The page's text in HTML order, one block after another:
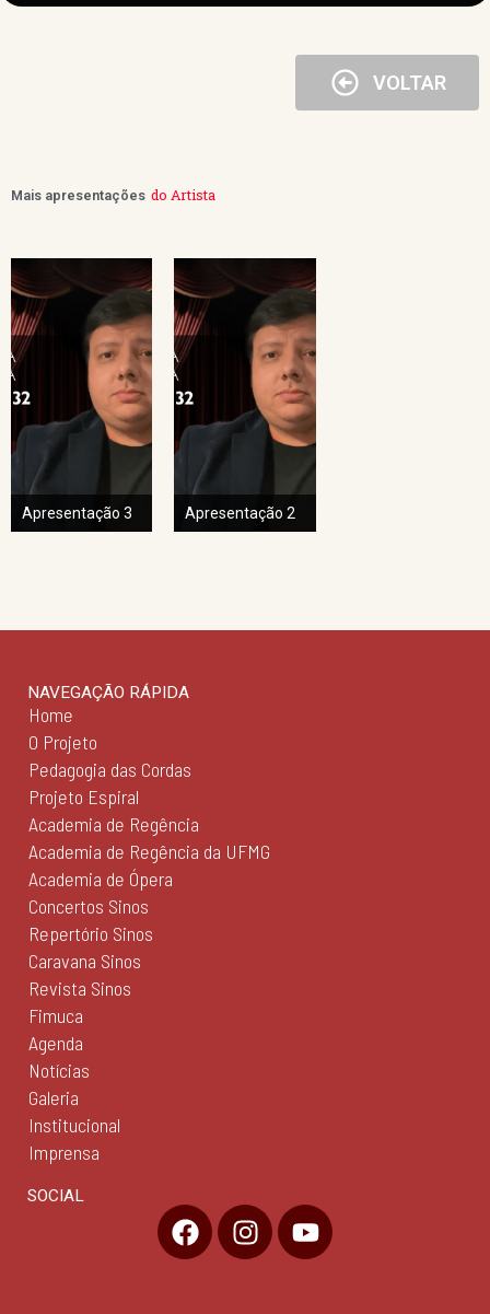
VOLTAR
Mais apresentações do Artista
Apresentação 3 Apresentação 2
NAVEGAÇÃO RÁPIDA
Home
O Projeto
Pedagogia das Cordas
Projeto Espiral
Academia de Regência
Academia de Regência da UFMG
Academia de Ópera
Concertos Sinos
Repertório Sinos
Caravana Sinos
Revista Sinos
Fimuca
Agenda
Notícias
Galeria
Institucional
Imprensa
SOCIAL